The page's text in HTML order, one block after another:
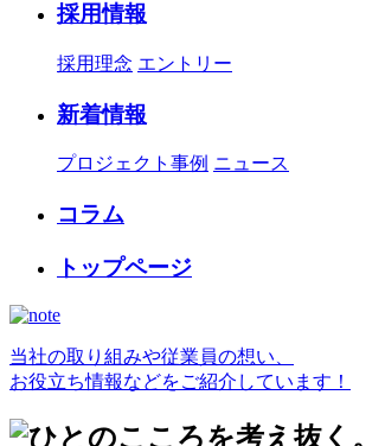
採用情報
採用理念 エントリー
新着情報
プロジェクト事例 ニュース
コラム
トップページ
当社の取り組みや従業員の想い、
お役立ち情報などをご紹介しています！